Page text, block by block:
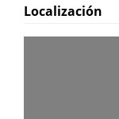
Localización